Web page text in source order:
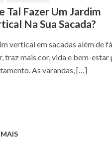
Tal Fazer Um Jardim
Na Sua Sacada?
vertical em sacadas além de
traz mais cor, vida e bem-estar
As varandas, […]